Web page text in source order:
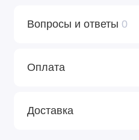
Вопросы и ответы 0
Оплата
Доставка